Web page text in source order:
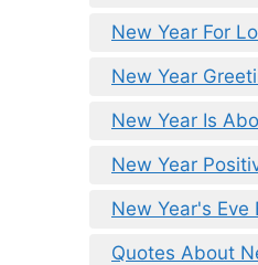
New Year For
New Year
New Year Is
New Year
New Year's
Quotes About